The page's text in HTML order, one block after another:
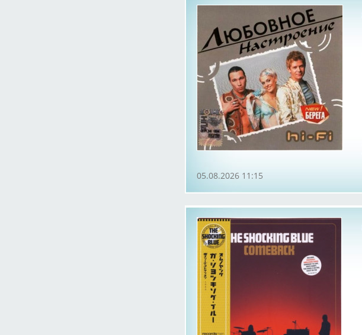
05.08.2026 11:15